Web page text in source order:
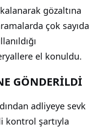
gözaltına
çok sayıda
el konuldu.
GÖNDERİLDİ
adliyeye sevk
kontrol şartıyla